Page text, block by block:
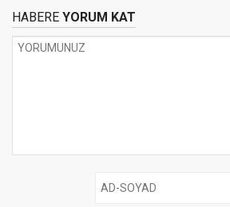
HABERE YORUM KAT